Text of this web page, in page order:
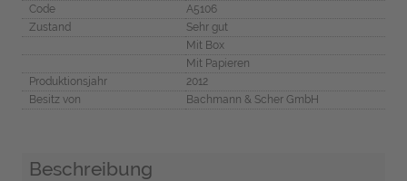
Code
A5106
Zustand
Sehr gut
Mit Box
Mit Papieren
Produktionsjahr
2012
Besitz von
Bachmann & Scher GmbH
Beschreibung